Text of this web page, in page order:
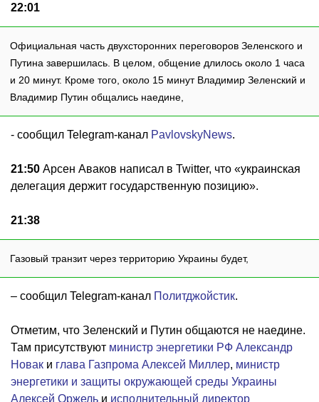
22:01
Официальная часть двухсторонних переговоров Зеленского и
Путина завершилась. В целом, общение длилось около 1 часа
и 20 минут. Кроме того, около 15 минут Владимир Зеленский и
Владимир Путин общались наедине,
- сообщил Telegram-канал PavlovskyNews.
21:50 Арсен Аваков написал в Twitter, что «украинская
делегация держит государственную позицию».
21:38
Газовый транзит через территорию Украины будет,
– сообщил Telegram-канал Политджойстик.
Отметим, что Зеленский и Путин общаются не наедине.
Там присутствуют министр энергетики РФ Александр
Новак и глава Газпрома Алексей Миллер, министр
энергетики и защиты окружающей среды Украины
Алексей Оржель и исполнительный директор